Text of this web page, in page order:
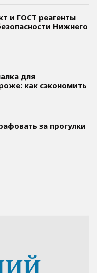
и ГОСТ реагенты
Нижнего
для
как сэкономить
за прогулки